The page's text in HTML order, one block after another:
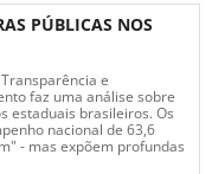
PÚBLICAS NOS
e
faz uma análise sobre
estaduais brasileiros. Os
nacional de 63,6
- mas expõem profundas